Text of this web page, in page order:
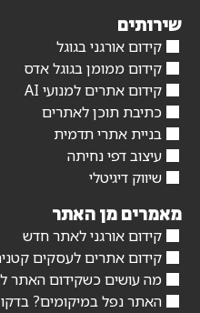
שירותים
קידום אורגני בגוגל
קידום ממומן בגוגל אדס
קידום אתרים למנועי AI
כתיבת תוכן לאתרים
בניית אתרי תדמית
עיצוב דפי נחיתה
שיווק דיגיטלי
מאמרים מן האתר
קידום אורגני לאתר חדש
קידום אתרים לעסקים
מה עושים כשקידום האתר
האתר נפל במיקומים?